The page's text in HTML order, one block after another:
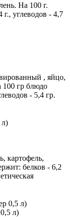
На 100 г.
углеводов - 4,7
, яйцо,
100 гр блюдо
- 5,4 гр.
картофель,
белков - 6,2
л)